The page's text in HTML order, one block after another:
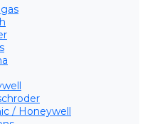
/ Honeywell